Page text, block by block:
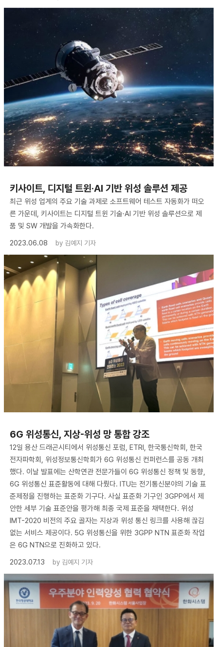
키사이트, 디지털 트윈·AI 기반 위성 솔루션 제공
최근 위성 업계의 주요 기술 과제로 소프트웨어 테스트 자동화가 떠오
른 가운데, 키사이트는 디지털 트윈 기술·AI 기반 위성 솔루션으로 제
품 및 SW 개발을 가속화한다.
2023.06.08
by 김예지 기자
6G 위성통신, 지상-위성 망 통합 강조
12일 용산 드래곤시티에서 위성통신 포럼, ETRI, 한국통신학회, 한국
전자파학회, 위성정보통신학회가 6G 위성통신 컨퍼런스를 공동 개최
했다. 이날 발표에는 산학연관 전문가들이 6G 위성통신 정책 및 동향,
6G 위성통신 표준활동에 대해 다뤘다. ITU는 전기통신분야의 기술 표
준제정을 진행하는 표준화 기구다. 사실 표준화 기구인 3GPP에서 제
안한 세부 기술 표준안을 평가해 최종 국제 표준을 채택한다. 위성
IMT-2020 비전의 주요 골자는 지상과 위성 통신 링크를 사용해 끊김
없는 서비스 제공이다. 5G 위성통신을 위한 3GPP NTN 표준화 작업
은 6G NTN으로 진화하고 있다.
2023.07.13
by 김예지 기자